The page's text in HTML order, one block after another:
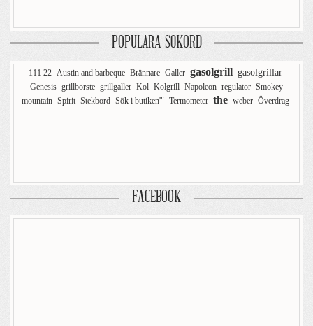
POPULÄRA SÖKORD
111 22 Austin and barbeque Brännare Galler gasolgrill gasolgrillar
Genesis grillborste grillgaller Kol Kolgrill Napoleon regulator Smokey
mountain Spirit Stekbord Sök i butiken'" Termometer the weber Överdrag
FACEBOOK